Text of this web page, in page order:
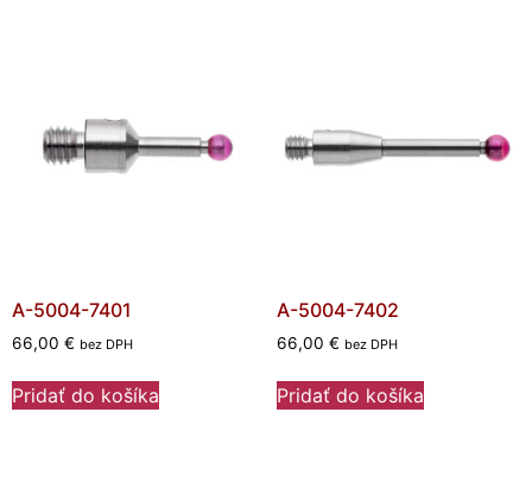
A-5004-7401
66,00 € bez DPH
Pridať do košíka
A-5004-7402
66,00 € bez DPH
Pridať do košíka